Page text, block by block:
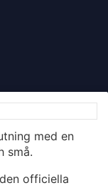
med en
små.
officiella